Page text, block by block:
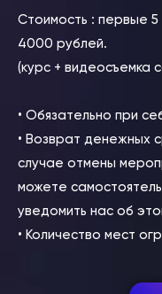
Стоимость : первые
4000 рублей.
(курс + видеосъемка
• Обязательно при
• Возврат денежных
случае отмены
можете
уведомить нас об
• Количество мест